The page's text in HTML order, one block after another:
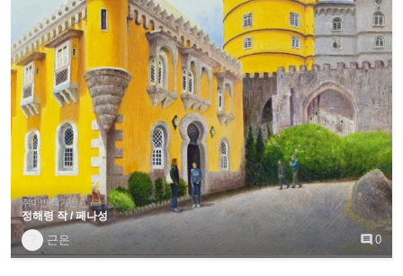
취미반/작가반
정해령 작 / 페나성
근은  0